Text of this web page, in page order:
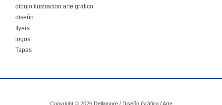
dibujo ilustracion arte grafico
diseño
flyers
logos
Tapas
Copyright © 2026 Dellamore / Diseño Gráfico / Arte